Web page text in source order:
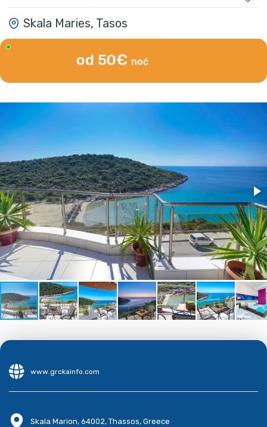
Skala Maries, Tasos
od 50€ noć
www.grckainfo.com
Skala Marion, 64002, Thassos, Greece